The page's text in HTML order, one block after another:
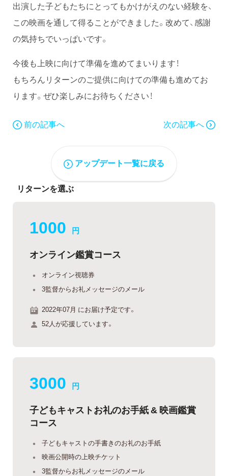
出演した子どもたちにとってもかけがえのない経験を、
この映画を通して得ることができました。改めて、感謝
の気持ちでいっぱいです。
今後も上映に向けて準備を進めてまいります！
もちろんリターンのご提供に向けての準備も進めてお
ります。ぜひ楽しみにお待ちください！
前の記事へ 次の記事へ
アップデート一覧に戻る
リターンを選ぶ
1000 円
オンライン鑑賞コース
オンライン視聴券
3監督からお礼メッセージのメール
2022年07月 にお届け予定です。
52人が応援しています。
3000 円
子どもキャストお礼のお手紙 & 映画鑑賞
コース
子どもキャストの手書きのお礼のお手紙
映画公開時の上映チケット
3監督からお礼メッセージのメール